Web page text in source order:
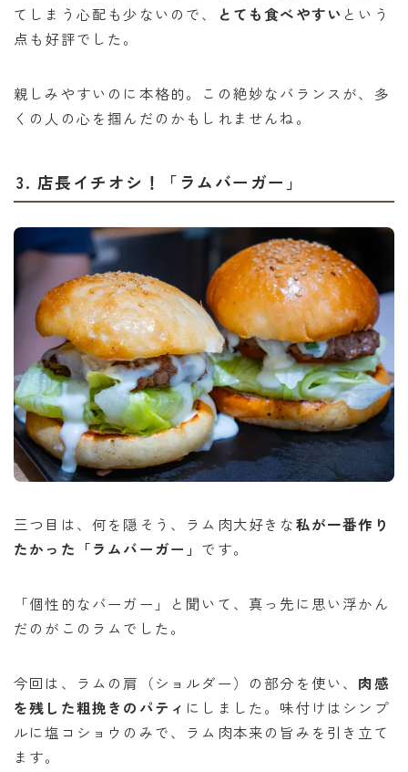
てしまう心配も少ないので、
とても食べやすい という
点も好評でした。
親しみやすいのに本格的。この絶妙なバランスが、多
くの人の心を掴んだのかもしれませんね。
3. 店長イチオシ！「ラムバーガー」
三つ目は、何を隠そう、ラム肉大好きな私が一番作り
たかった「ラムバーガー」 です。
「個性的なバーガー」と聞いて、真っ先に思い浮かん
だのがこのラムでした。
今回は、ラムの肩（ショルダー）の部分を使い、 肉感
を残した粗挽きのパティ にしました。味付けはシンプ
ルに塩コショウのみで、ラム肉本来の旨みを引き立て
ます。